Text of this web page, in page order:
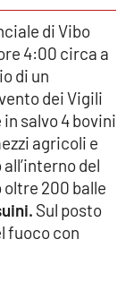
di Vibo
4:00 circa a
di un
dei Vigili
salvo 4 bovini
agricoli e
del
200 balle
Sul posto
fuoco con